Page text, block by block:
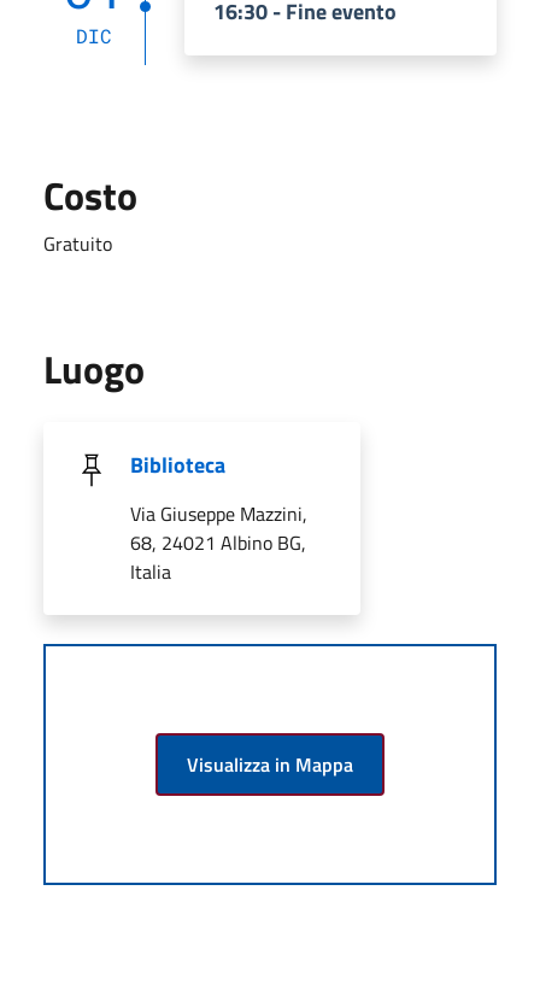
DIC
16:30 - Fine evento
Costo
Gratuito
Luogo
Biblioteca
Via Giuseppe Mazzini,
68, 24021 Albino BG,
Italia
Visualizza in Mappa